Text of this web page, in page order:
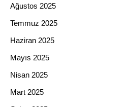
Ağustos 2025
Temmuz 2025
Haziran 2025
Mayıs 2025
Nisan 2025
Mart 2025